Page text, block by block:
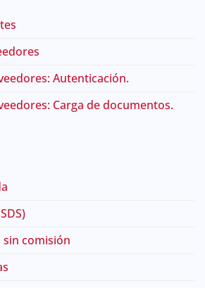
Autenticación.
Carga de documentos.
sin comisión